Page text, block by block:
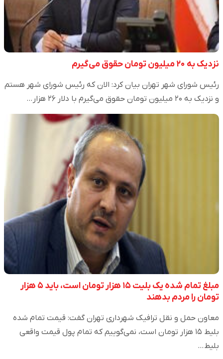
نزدیک به ۲۰ میلیون تومان حقوق می‌گیرم
رئیس شورای شهر تهران بیان کرد: الان که رئیس شورای شهر هستم
و نزدیک به ۲۰ میلیون تومان حقوق می‌گیرم با دلار ۲۶ هزار…
مبلغ تمام شده یک بلیت ۱۵ هزار تومان است، باید ۵ هزار
تومان را مردم بدهند
معاون حمل و نقل ترافیک شهرداری تهران گفت: قیمت تمام شده
بلیط ۱۵ هزار تومان است، نمی‌گوییم که تمام پول قیمت واقعی
بلیط…